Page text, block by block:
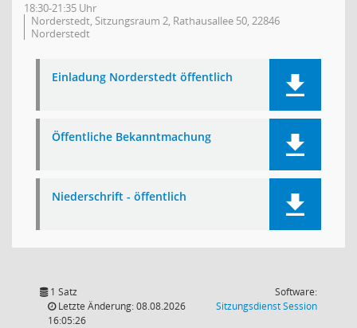
18:30-21:35 Uhr
Norderstedt, Sitzungsraum 2, Rathausallee 50, 22846
Norderstedt
Einladung Norderstedt öffentlich
Öffentliche Bekanntmachung
Niederschrift - öffentlich
1 Satz
Letzte Änderung: 08.08.2026
16:05:26
Software:
SitzungsdienstSession(Wird in